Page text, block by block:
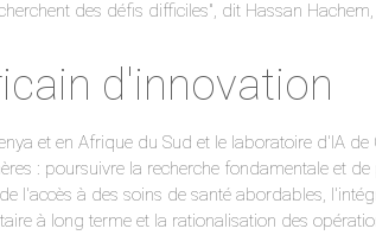
des défis difficiles", dit Hassan
d'innovation
et en Afrique du Sud et le laboratoire d'IA
: poursuivre la recherche fondamentale et de
l'accès à des soins de santé abordables,
à long terme et la rationalisation des